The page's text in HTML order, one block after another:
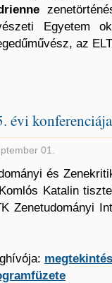
Egyetem
az
évi konferenciája
01.
és
Katalin
Zenetudományi